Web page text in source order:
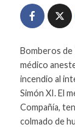
Bomberos de
médico
incendio al
Simón XI. El
Compañía,
colmado de